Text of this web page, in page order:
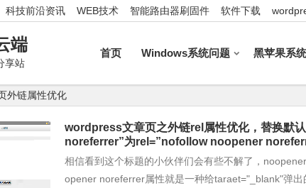
科技前沿资讯 WEB技术 智能路由器刷固件 软件下载
端
享站
首页 Windows系统问题 黑苹果系
外链属性优化
wordpress文章页之外链rel属性优化，替换默
noreferrer”为rel=”nofollow noopener
相信看到这个标题的小伙伴们会有些不解了，
opener noreferrer属性就是一种给taraet="_blank"弹出